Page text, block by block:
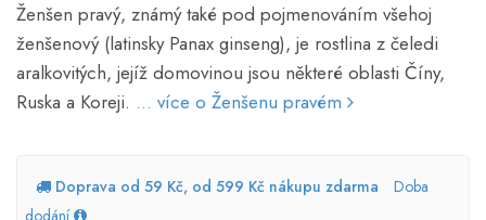
Ženšen pravý, známý také pod pojmenováním všehoj
ženšenový (latinsky Panax ginseng), je rostlina z čeledi
aralkovitých, jejíž domovinou jsou některé oblasti Číny,
Ruska a Koreji. ... více o Ženšenu pravém
Doprava od 59 Kč, od 599 Kč nákupu zdarma
Doba